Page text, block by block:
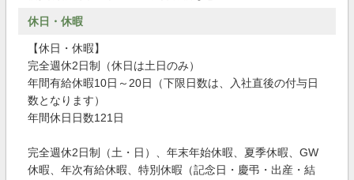
休日・休暇
【休日・休暇】
完全週休2日制（休日は土日のみ）
年間有給休暇10日～20日（下限日数は、入社直後の付与日
数となります）
年間休日日数121日
完全週休2日制（土・日）、年末年始休暇、夏季休暇、GW
休暇、年次有給休暇、特別休暇（記念日・慶弔・出産・結